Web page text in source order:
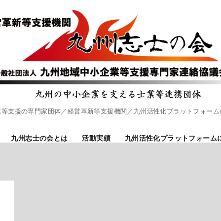
支援の専門家団体／経営革新等支援機関／九州活性化プラットフォーム
九州志士の会とは 活動実績 九州活性化プラットフォーム